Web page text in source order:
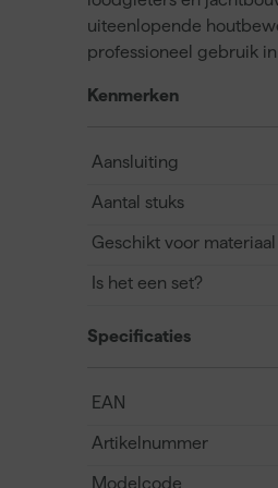
uiteenlopende
professioneel gebruik
Kenmerken
Aansluiting
Aantal stuks
Geschikt voor materiaal
Is het een set?
Specificaties
EAN
Artikelnummer
Modelcode